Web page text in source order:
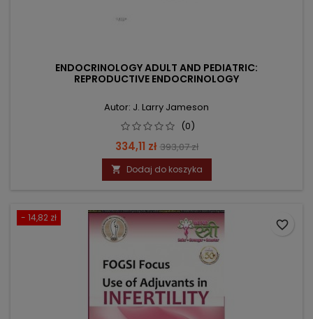
ENDOCRINOLOGY ADULT AND PEDIATRIC:
REPRODUCTIVE ENDOCRINOLOGY
Autor: J. Larry Jameson
(0)
Cena
334,11 zł Cena
podstawowa
393,07 zł
 Dodaj do koszyka
- 14,82 zł
favorite_border